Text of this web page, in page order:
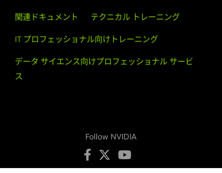
関連ドキュメント テクニカル トレーニング
IT プロフェッショナル向けトレーニング
データ サイエンス向けプロフェッショナル サービ
ス
Follow NVIDIA